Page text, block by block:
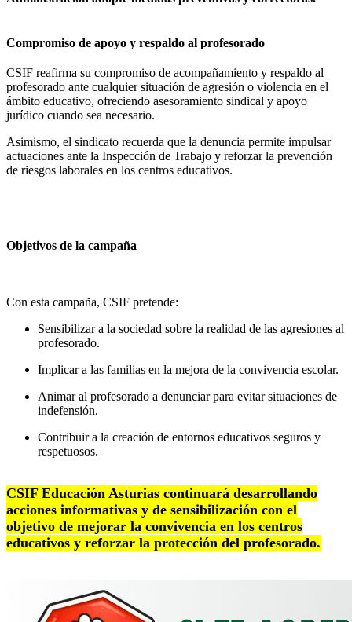
Compromiso de apoyo y respaldo al profesorado
CSIF reafirma su compromiso de acompañamiento y respaldo al
profesorado ante cualquier situación de agresión o violencia en el
ámbito educativo, ofreciendo asesoramiento sindical y apoyo
jurídico cuando sea necesario.
Asimismo, el sindicato recuerda que la denuncia permite impulsar
actuaciones ante la Inspección de Trabajo y reforzar la prevención
de riesgos laborales en los centros educativos.
Objetivos de la campaña
Con esta campaña, CSIF pretende:
Sensibilizar a la sociedad sobre la realidad de las agresiones al
profesorado.
Implicar a las familias en la mejora de la convivencia escolar.
Animar al profesorado a denunciar para evitar situaciones de
indefensión.
Contribuir a la creación de entornos educativos seguros y
respetuosos.
CSIF Educación Asturias continuará desarrollando
acciones informativas y de sensibilización con el
objetivo de mejorar la convivencia en los centros
educativos y reforzar la protección del profesorado.